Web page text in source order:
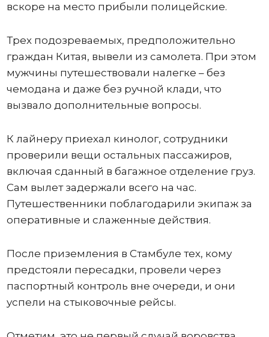
вскоре на место прибыли полицейские.
Трех подозреваемых, предположительно
граждан Китая, вывели из самолета. При этом
мужчины путешествовали налегке – без
чемодана и даже без ручной клади, что
вызвало дополнительные вопросы.
К лайнеру приехал кинолог, сотрудники
проверили вещи остальных пассажиров,
включая сданный в багажное отделение груз.
Сам вылет задержали всего на час.
Путешественники поблагодарили экипаж за
оперативные и слаженные действия.
После приземления в Стамбуле тех, кому
предстояли пересадки, провели через
паспортный контроль вне очереди, и они
успели на стыковочные рейсы.